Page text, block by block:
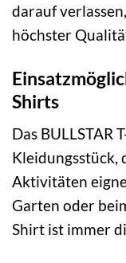
darauf
höchster
Shirts
Das BULLSTAR
Kleidungsstück,
Aktivitäten
Garten oder
Shirt ist immer